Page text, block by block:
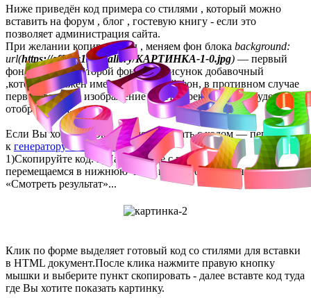
Ниже приведён код примера со стилями , который можно
вставить на форум , блог , гостевую книгу - если это
позволяет администрация сайта.
При желании копируем код , меняем фон блока background:
url(https://effects1.ru/gallery/КАРТИНКА-1-0.jpg) — первый
фон основной. Второй фоновый рисунок добавочный
,который должен иметь прозрачный фон, в противном случае
первое фоновое изображение будет перекрыто и не будет
отображаться.
Если Вы хотите поэкспериментировать с кодом — переходим
к генератору изображений.
1)Скопируйте код. 2)На странице с генератором
перемещаемся в нижнюю часть генератора , до кнопки -
«Смотреть результат»...
Клик по форме выделяет готовый код со стилями для вставки
в HTML документ.После клика нажмите правую кнопку
мышки и выберите пункт скопировать - далее вставте код туда
где Вы хотите показать картинку.